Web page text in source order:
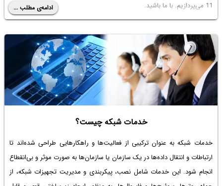
11 می‌پردازیم. با ما باشید.
ادامه‌ی مطلب ...
خدمات شبکه چیست؟
خدمات شبکه به عنوان ترکیبی از فعالیت‌ها و راهکارهایی طراحی شده‌اند تا
ارتباطات و انتقال داده‌ها در یک سازمان یا سازمان‌ها به صورت موثر و بی‌انقطاع
انجام شود. این خدمات شامل نصب، پیکربندی و مدیریت تجهیزات شبکه، از